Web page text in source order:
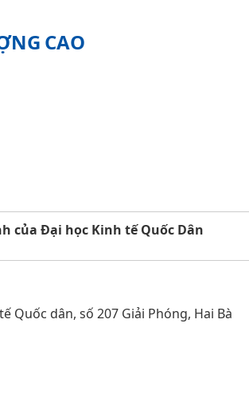
CAO
của Đại học Kinh tế Quốc Dân
Quốc dân, số 207 Giải Phóng, Hai Bà